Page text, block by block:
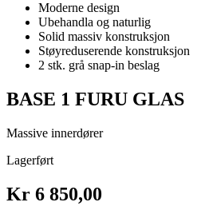
Moderne design
Ubehandla og naturlig
Solid massiv konstruksjon
Støyreduserende konstruksjon
2 stk. grå snap-in beslag
BASE 1 FURU GLAS
Massive innerdører
Lagerført
Kr 6 850,00